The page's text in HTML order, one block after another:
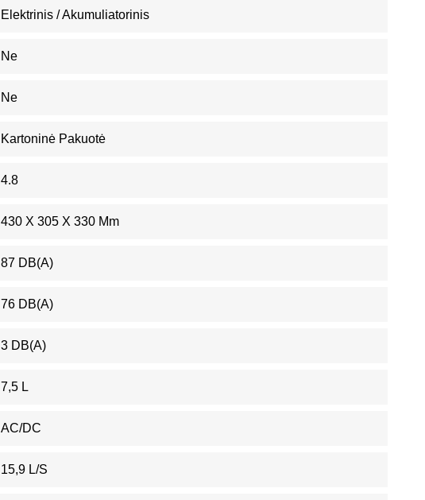
Elektrinis / Akumuliatorinis
Ne
Ne
Kartoninė Pakuotė
4.8
430 X 305 X 330 Mm
87 DB(A)
76 DB(A)
3 DB(A)
7,5 L
AC/DC
15,9 L/s